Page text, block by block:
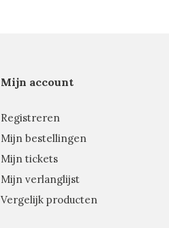
Mijn account
Registreren
Mijn bestellingen
Mijn tickets
Mijn verlanglijst
Vergelijk producten